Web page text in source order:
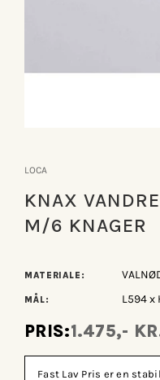
iLOCA
KNAX
M/6 KNAGER
MATERIALE:
MÅL: L594 x
PRIS:1.475,-
Fast Lav Pris er en